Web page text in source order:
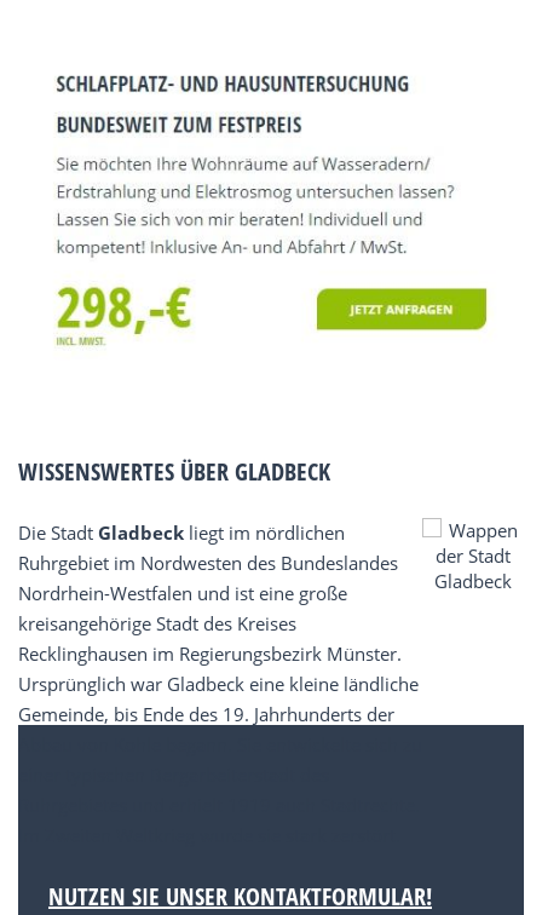
WISSENSWERTES ÜBER GLADBECK
Die Stadt Gladbeck liegt im nördlichen
Ruhrgebiet im Nordwesten des Bundeslandes
Nordrhein-Westfalen und ist eine große
kreisangehörige Stadt des Kreises
Recklinghausen im Regierungsbezirk Münster.
Ursprünglich war Gladbeck eine kleine ländliche
Gemeinde, bis Ende des 19. Jahrhunderts der
NUTZEN SIE UNSER KONTAKTFORMULAR!